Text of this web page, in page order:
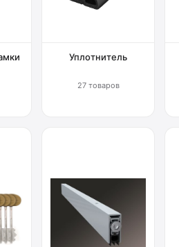
Уплотнитель
27 товаров